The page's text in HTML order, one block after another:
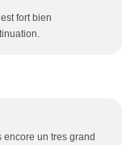
fort bien
un tres grand